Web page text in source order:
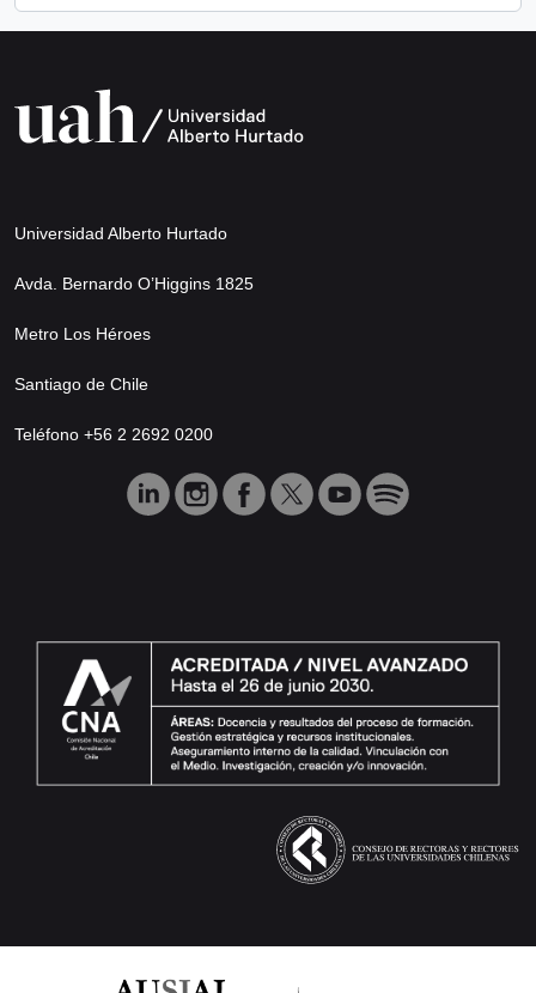
Universidad Alberto Hurtado
Avda. Bernardo O’Higgins 1825
Metro Los Héroes
Santiago de Chile
Teléfono +56 2 2692 0200